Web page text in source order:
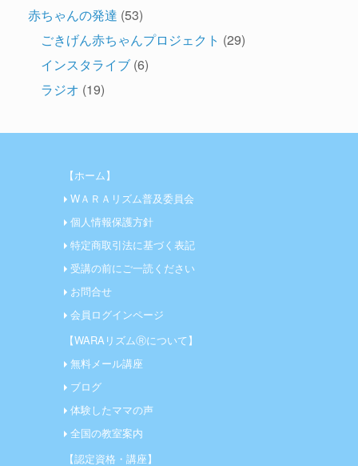
赤ちゃんの発達 (53)
ごきげん赤ちゃんプロジェクト (29)
インスタライブ (6)
ラジオ (19)
【ホーム】
WＡＲＡリズム普及委員会
個人情報保護方針
特定商取引法に基づく表記
受講の前にご一読ください
お問合せ
会員ログインページ
【WARAリズムⓇについて】
無料メール講座
ブログ
体験したママの声
全国の教室案内
【認定資格・講座】